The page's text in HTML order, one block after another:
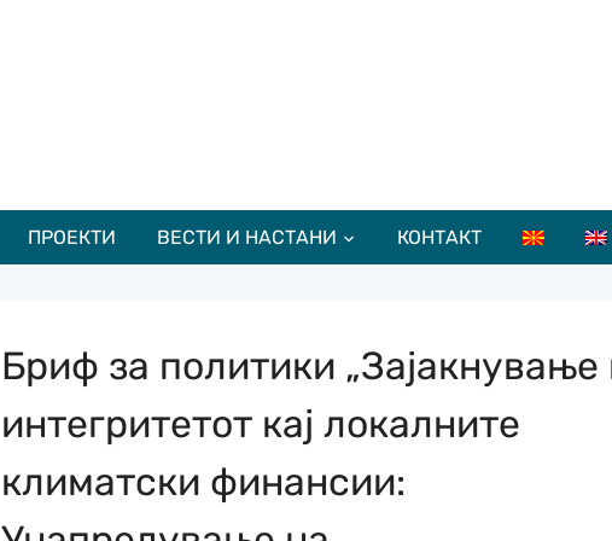
ПРОЕКТИ ВЕСТИ И НАСТАНИ КОНТАКТ
Бриф за политики „Зајакнување
интегритетот кај локалните
климатски финансии: